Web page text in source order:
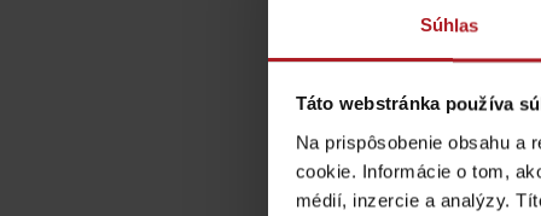
Súhlas
Táto webstránka používa
Na prispôsobenie obsahu a
cookie. Informácie o tom,
médií, inzercie a analýzy.
O značke Produkt Liptova
Komentár*
Meno*